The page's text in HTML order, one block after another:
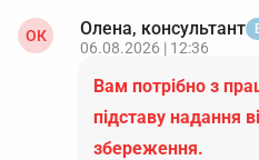
ОК Олена, консультант
06.08.2026 | 12:36
Вам потрібно з
підставу надання
збереження.